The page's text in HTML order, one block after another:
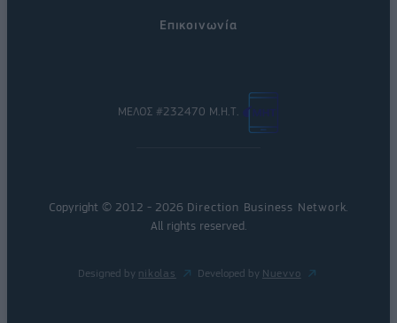
Επικοινωνία
ΜΕΛΟΣ #232470 Μ.Η.Τ.
Copyright © 2012 - 2026 Direction Business Network
All rights reserved.
Designed by nikolas Developed by Nuevvo